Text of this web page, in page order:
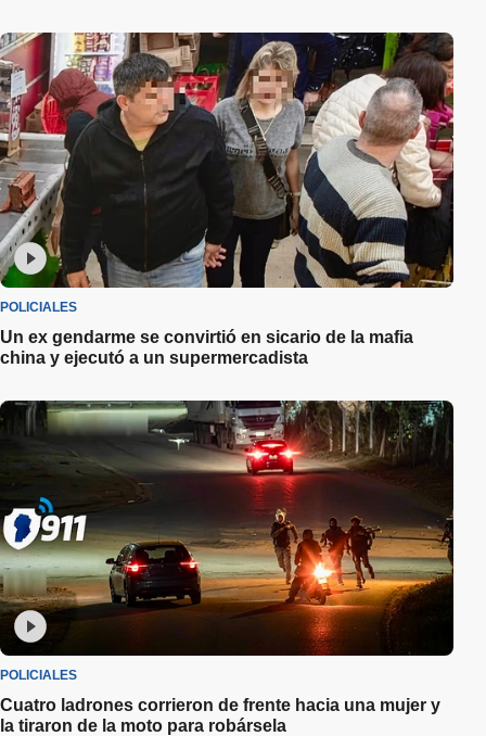
POLICIALES
Un ex gendarme se convirtió en sicario de la mafia
china y ejecutó a un supermercadista
POLICIALES
Cuatro ladrones corrieron de frente hacia una mujer y
la tiraron de la moto para robársela